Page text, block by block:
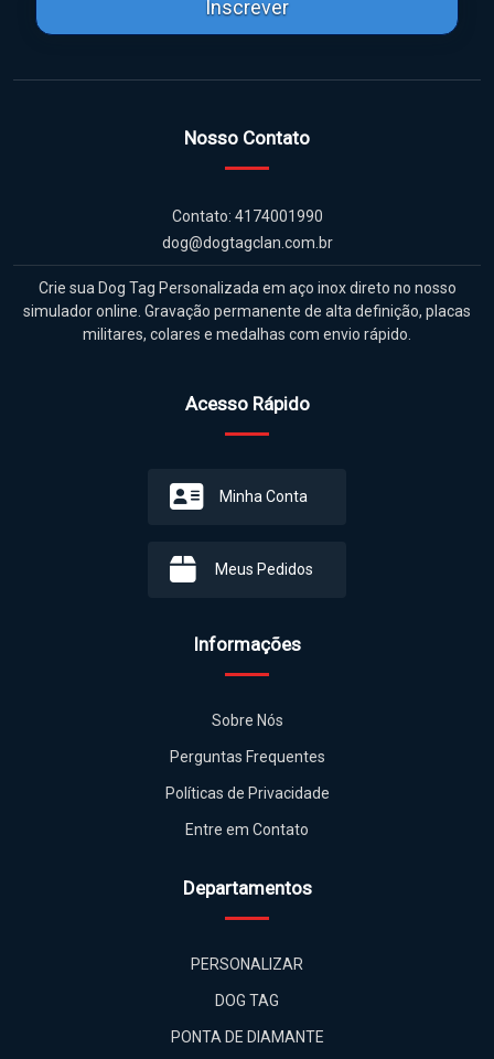
Inscrever
Nosso Contato
Contato: 4174001990
dog@dogtagclan.com.br
Crie sua Dog Tag Personalizada em aço inox direto no nosso
simulador online. Gravação permanente de alta definição, placas
militares, colares e medalhas com envio rápido.
Acesso Rápido
Minha Conta
Meus Pedidos
Informações
Sobre Nós
Perguntas Frequentes
Políticas de Privacidade
Entre em Contato
Departamentos
PERSONALIZAR
DOG TAG
PONTA DE DIAMANTE